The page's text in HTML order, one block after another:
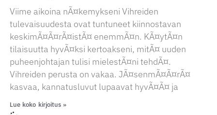
Viime aikoina nÃ¤kemykseni Vihreiden
tulevaisuudesta ovat tuntuneet kiinnostavan
keskimÃ¤Ã¤rÃ¤istÃ¤ enemmÃ¤n. KÃ¤ytÃ¤n
tilaisuutta hyvÃ¤ksi kertoakseni, mitÃ¤ uuden
puheenjohtajan tulisi mielestÃ¤ni tehdÃ¤.
Vihreiden perusta on vakaa. JÃ¤senmÃ¤Ã¤rÃ¤
kasvaa, kannatusluvut lupaavat hyvÃ¤Ã¤ ja
Lue koko kirjoitus »